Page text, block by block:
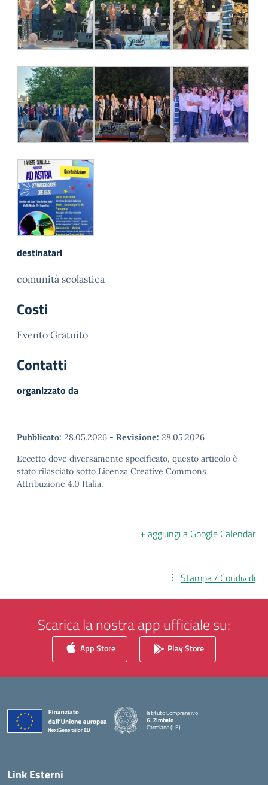
destinatari
comunità scolastica
Costi
Evento Gratuito
Contatti
organizzato da
Pubblicato: 28.05.2026 - Revisione: 28.05.2026
Eccetto dove diversamente specificato, questo articolo è
stato rilasciato sotto Licenza Creative Commons
Attribuzione 4.0 Italia.
+ aggiungi a Google Calendar
Stampa / Condividi
Scarica la nostra app ufficiale su:
App Store Play Store
Istituto Comprensivo
G. Zimbalo
Carmiano (LE)
Link Esterni